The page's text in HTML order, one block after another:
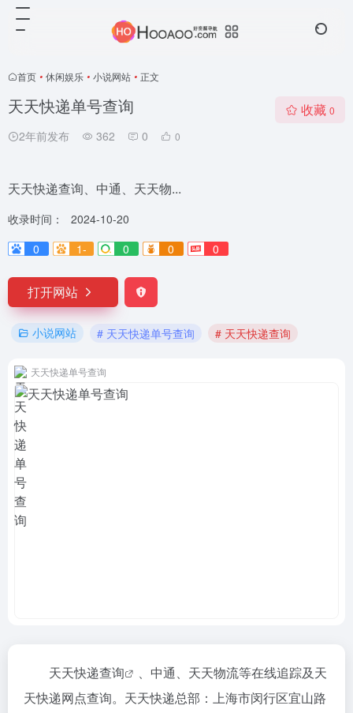
首页 • 休闲娱乐 • 小说网站 • 正文
天天快递单号查询
2年前发布 362 0 0
收藏 0
天天快递查询、中通、天天物...
收录时间：
2024-10-20
0
1- 0 0 0
打开网站
小说网站 # 天天快递单号查询 # 天天快递查询
天天快递单号查询
天天快递查询
、中通、天天物流等在线追踪及天
天快递网点查询。天天快递总部：上海市闵行区宜山路